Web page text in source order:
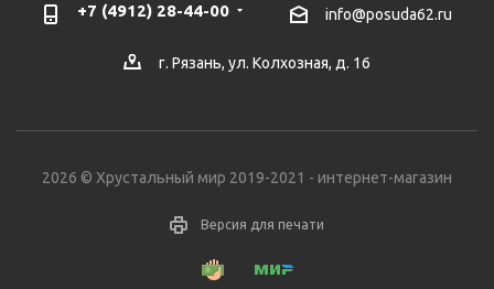
+7 (4912) 28-44-00 info@posuda62.ru
г. Рязань, ул. Колхозная, д. 16
2026 © Хрустальный мир 2019-2021 - интернет-магазин
Версия для печати